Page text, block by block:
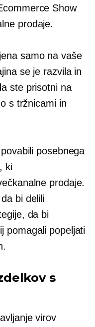
Show
prodaje.
samo na vaše
se je razvila in
ste prisotni na
s tržnicami in
posebnega
, ki
prodaje.
bi delili
da bi
pomagali popeljati
s
virov